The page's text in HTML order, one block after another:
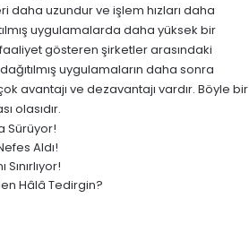
daha uzundur ve işlem hızları daha
uygulamalarda daha yüksek bir
gösteren şirketler arasındaki
uygulamaların daha sonra
avantajı ve dezavantajı vardır. Böyle bir
olasıdır.
Sürüyor!
Aldı!
Hâlâ Tedirgin?